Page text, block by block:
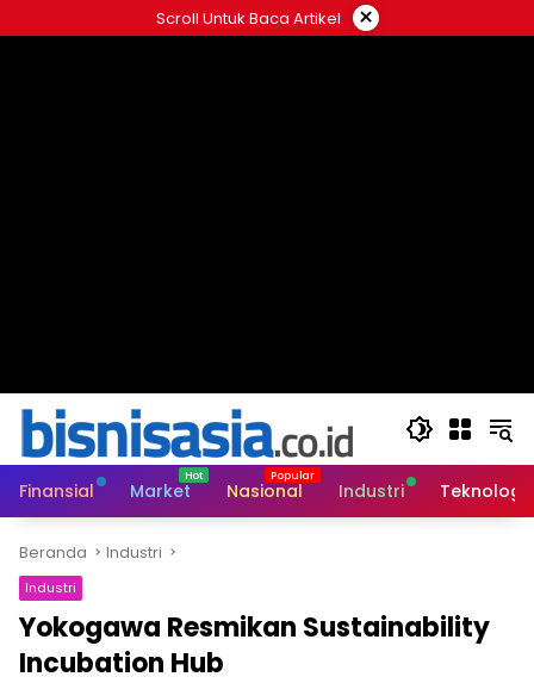
ke
Scroll Untuk Baca Artikel ×
Finansial Market Nasional Industri Teknologi
Beranda Industri
Industri
Yokogawa Resmikan Sustainability
Incubation Hub